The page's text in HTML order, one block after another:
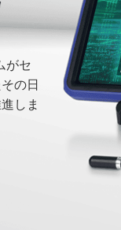
がセ
の日
しま